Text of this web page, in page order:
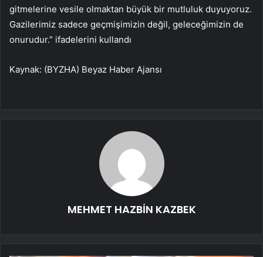
gitmelerine vesile olmaktan büyük bir mutluluk duyuyoruz.
Gazilerimiz sadece geçmişimizin değil, geleceğimizin de
onurudur.” ifadelerini kullandı
Kaynak: (BYZHA) Beyaz Haber Ajansı
MEHMET HAZBİN KAZBEK